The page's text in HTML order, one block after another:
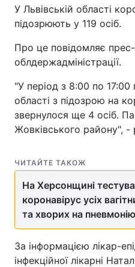
У Львівській області
підозрюють у 119 осіб.
Про це повідомляє
облдержадміністрації.
"У період з 8:00 по
області з підозрою на
звернулося ще 4 осіб.
Жовківського району", -
ЧИТАЙТЕ ТАКОЖ
На Херсонщині
коронавірус усіх
та хворих на пневмонію
За інформацією лікар-
інфекційної лікарні